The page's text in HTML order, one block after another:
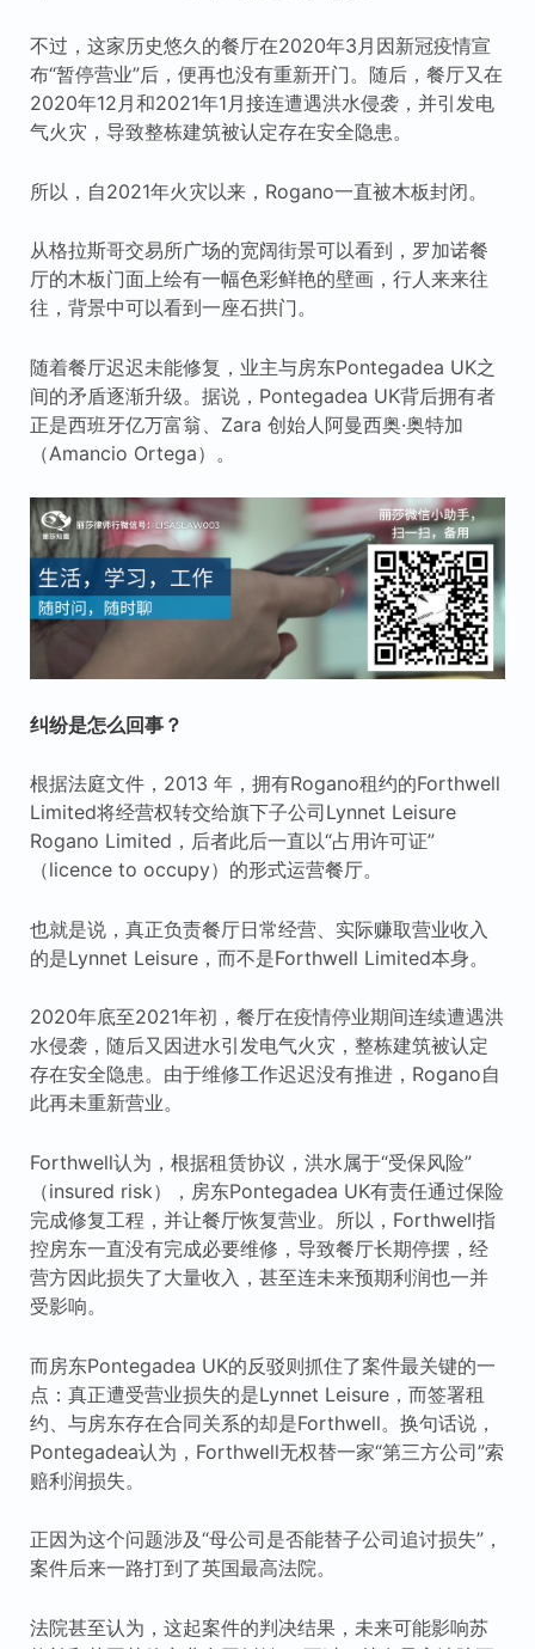
不过，这家历史悠久的餐厅在2020年3月因新冠疫情宣
布“暂停营业”后，便再也没有重新开门。随后，餐厅又在
2020年12月和2021年1月接连遭遇洪水侵袭，并引发电
气火灾，导致整栋建筑被认定存在安全隐患。
所以，自2021年火灾以来，Rogano一直被木板封闭。
从格拉斯哥交易所广场的宽阔街景可以看到，罗加诺餐
厅的木板门面上绘有一幅色彩鲜艳的壁画，行人来来往
往，背景中可以看到一座石拱门。
随着餐厅迟迟未能修复，业主与房东Pontegadea UK之
间的矛盾逐渐升级。据说，Pontegadea UK背后拥有者
正是西班牙亿万富翁、Zara 创始人阿曼西奥·奥特加
（Amancio Ortega）。
纠纷是怎么回事？
根据法庭文件，2013 年，拥有Rogano租约的Forthwell
Limited将经营权转交给旗下子公司Lynnet Leisure
Rogano Limited，后者此后一直以“占用许可证”
（licence to occupy）的形式运营餐厅。
也就是说，真正负责餐厅日常经营、实际赚取营业收入
的是Lynnet Leisure，而不是Forthwell Limited本身。
2020年底至2021年初，餐厅在疫情停业期间连续遭遇洪
水侵袭，随后又因进水引发电气火灾，整栋建筑被认定
存在安全隐患。由于维修工作迟迟没有推进，Rogano自
此再未重新营业。
Forthwell认为，根据租赁协议，洪水属于“受保风险”
（insured risk），房东Pontegadea UK有责任通过保险
完成修复工程，并让餐厅恢复营业。所以，Forthwell指
控房东一直没有完成必要维修，导致餐厅长期停摆，经
营方因此损失了大量收入，甚至连未来预期利润也一并
受影响。
而房东Pontegadea UK的反驳则抓住了案件最关键的一
点：真正遭受营业损失的是Lynnet Leisure，而签署租
约、与房东存在合同关系的却是Forthwell。换句话说，
Pontegadea认为，Forthwell无权替一家“第三方公司”索
赔利润损失。
正因为这个问题涉及“母公司是否能替子公司追讨损失”，
案件后来一路打到了英国最高法院。
法院甚至认为，这起案件的判决结果，未来可能影响苏